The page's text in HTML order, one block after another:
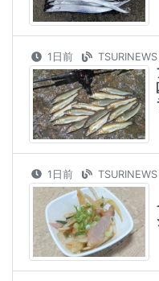
1日前 TSURINEWS
1日前 TSURINEWS